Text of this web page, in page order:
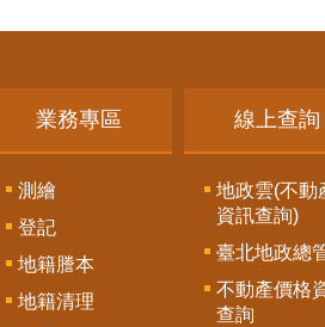
業務專區
測繪
登記
地籍謄本
地籍清理
線上查詢
地政雲(不動
資訊查詢)
臺北地政總
不動產價格
查詢